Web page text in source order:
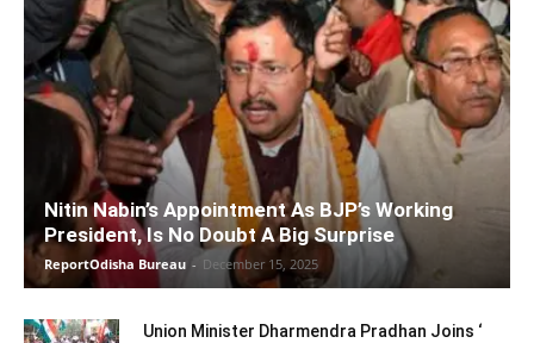
Nitin Nabin’s Appointment As BJP’s Working
President, Is No Doubt A Big Surprise
ReportOdisha Bureau - December 15, 2025
Union Minister Dharmendra Pradhan Joins ‘